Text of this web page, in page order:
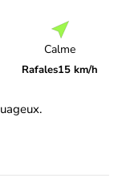
Calme
Rafales15 km/h